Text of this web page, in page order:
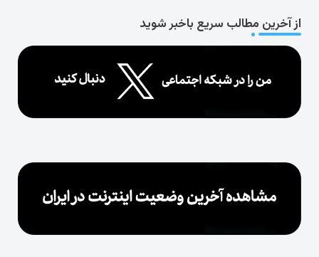
از آخرین مطالب سریع باخبر شوید